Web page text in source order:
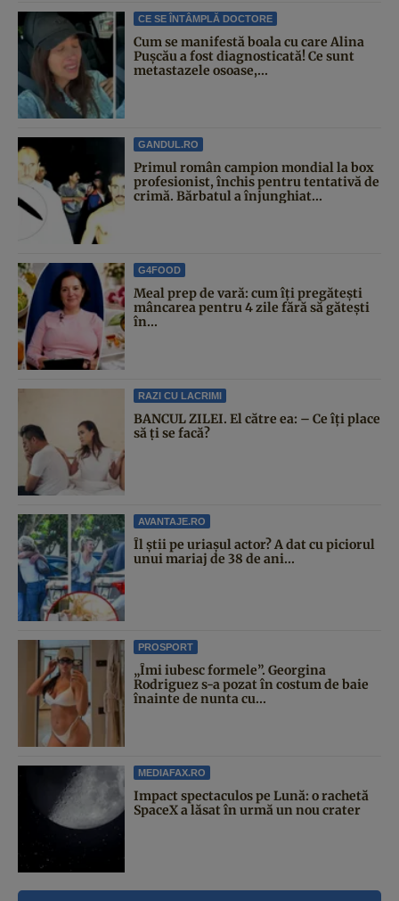
CE SE ÎNTÂMPLĂ DOCTORE
Cum se manifestă boala cu care Alina
Pușcău a fost diagnosticată! Ce sunt
metastazele osoase,...
GANDUL.RO
Primul român campion mondial la box
profesionist, închis pentru tentativă de
crimă. Bărbatul a înjunghiat...
G4FOOD
Meal prep de vară: cum îți pregătești
mâncarea pentru 4 zile fără să gătești
în...
RAZI CU LACRIMI
BANCUL ZILEI. El către ea: – Ce îți place
să ți se facă?
AVANTAJE.RO
Îl știi pe uriașul actor? A dat cu piciorul
unui mariaj de 38 de ani...
PROSPORT
„Îmi iubesc formele”. Georgina
Rodriguez s-a pozat în costum de baie
înainte de nunta cu...
MEDIAFAX.RO
Impact spectaculos pe Lună: o rachetă
SpaceX a lăsat în urmă un nou crater